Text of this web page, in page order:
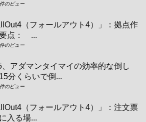
のビュー
（フォールアウト4）」：拠点作
点： ...
のビュー
、アダマンタイマイの効率的な倒し
分くらいで倒...
のビュー
（フォールアウト4）」：注文票
入る場...